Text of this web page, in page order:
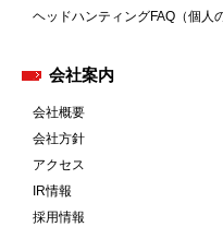
ヘッドハンティングFAQ（個人
会社案内
会社概要
会社方針
アクセス
IR情報
採用情報